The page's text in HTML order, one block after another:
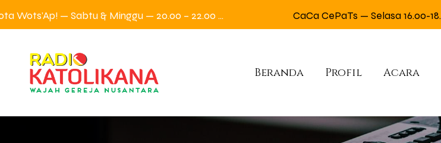
Wota Wots’Ap! — Sabtu & Minggu — 20.00 – 22.00 WIB CaCa CePaTs — Selasa 16.00-18.00
Beranda Profil Acara